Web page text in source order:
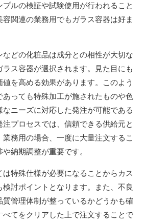
ルの検証や試験使用が行われること
関連の業務用でもガラス容器は好ま
などの化粧品は成分との相性が大切な
ス容器が選択されます。見た目にも
を高める効果があります。このよう
あっても特殊加工が施されたものや色
ニーズに対応した発注が可能である
プロセスでは、信頼できる供給元と
務用の場合、一度に大量注文するこ
納期調整が重要です。
特殊仕様が必要になることからカス
検討ポイントとなります。また、不良
管理体制が整っているかどうかも確
てをクリアした上で注文することで